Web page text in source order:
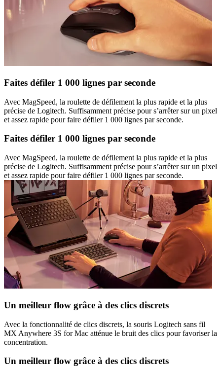
Faites défiler 1 000 lignes par seconde
Avec MagSpeed, la roulette de défilement la plus rapide et la plus
précise de Logitech. Suffisamment précise pour s’arrêter sur un pixel
et assez rapide pour faire défiler 1 000 lignes par seconde.
Faites défiler 1 000 lignes par seconde
Avec MagSpeed, la roulette de défilement la plus rapide et la plus
précise de Logitech. Suffisamment précise pour s’arrêter sur un pixel
et assez rapide pour faire défiler 1 000 lignes par seconde.
Un meilleur flow grâce à des clics discrets
Avec la fonctionnalité de clics discrets, la souris Logitech sans fil
MX Anywhere 3S for Mac atténue le bruit des clics pour favoriser la
concentration.
Un meilleur flow grâce à des clics discrets